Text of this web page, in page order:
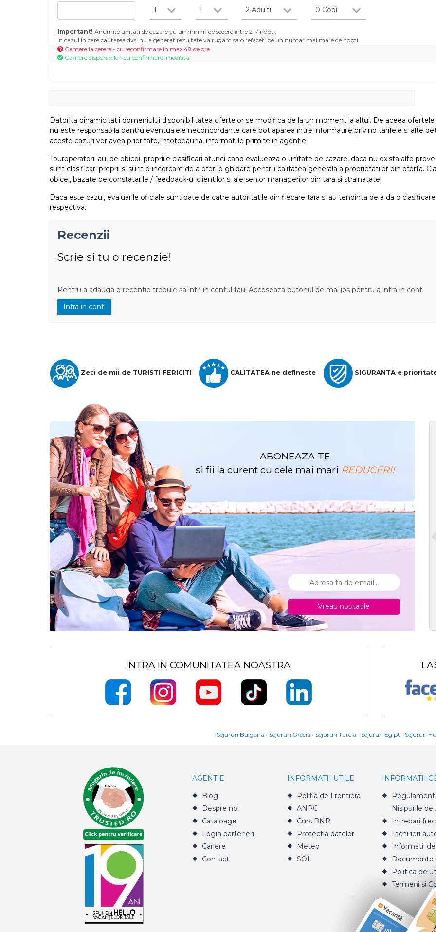
1
1
2 Adulti
0 Copii
Important! Anumite unitati de cazare au un minim de sedere intre 2-7 nopti.
In cazul in care cautarea dvs. nu a generat rezultate va rugam sa o refaceti pe un numar mai mare de nopti.
Camere la cerere - cu reconfirmare in max 48 de ore
Camere disponibile - cu confirmare imediata
Datorita dinamicitatii domeniului disponibilitatea ofertelor se modifica de la un moment la altul. De aceea
nu este responsabila pentru eventualele neconcordante care pot aparea intre informatiile privind tarifele si alte
aceste cazuri vor avea prioritate, intotdeauna, informatiile primite in agentie.
Touroperatorii au, de obicei, propriile clasificari atunci cand evalueaza o unitate de cazare, daca nu exista alte
sunt clasificari proprii si sunt o incercare de a oferi o ghidare pentru calitatea generala a proprietatilor din oferta.
obicei, bazate pe constatarile / feedback-ul clientilor si ale senior managerilor din tara si strainatate.
Daca este cazul, evaluarile oficiale sunt date de catre autoritatile din fiecare tara si au tendinta de a da o
respectiva.
Recenzii
Scrie si tu o recenzie!
Pentru a adauga o recentie trebuie sa intri in contul tau! Acceseaza butonul de mai jos pentru a intra in cont!
Intra in cont!
Zeci de mii de TURISTI FERICITI CALITATEA ne defineste SIGURANTA e
ABONEAZA-TE
si fii la curent cu cele mai mari REDUCERI!
Vreau noutatile
INTRA IN COMUNITATEA NOASTRA
Sejururi Bulgaria Sejururi Grecia Sejururi Turcia Sejururi Egipt Sejururi
AGENTIE
Blog
Despre noi
Cataloage
Login parteneri
Cariere
Contact
INFORMATII UTILE
Politia de Frontiera
ANPC
Curs BNR
Protectia datelor
Meteo
SOL
INFORMATII
Regulament
Nisipurile de
Intrebari
Inchirieri
Informatii
Documente
Politica de
Termeni si